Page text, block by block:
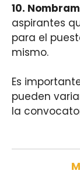
10.
aspirantes
para el
mismo.
Es
pueden
la